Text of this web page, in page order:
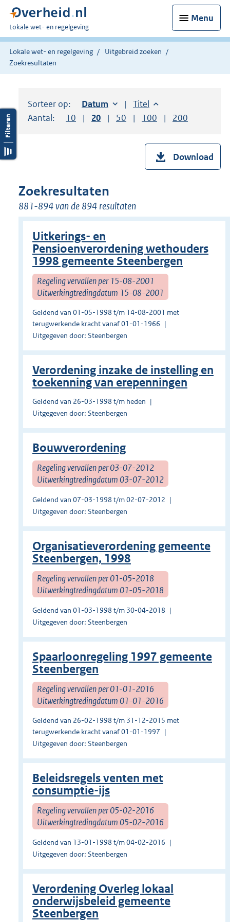
Menu
U
bent
hier:
Lokale wet- en regelgeving
Lokale wet- en regelgeving
Uitgebreid zoeken
Zoekresultaten
Sorteer op: Sorteer op:
Datum oplopendSorteer op:
Titel oplopend
Aantal:
Toon
10 resultaten per pagina
Toon
20 resultaten per pagina
Toon
50 resultaten per pagina
Toon
100 resultaten per
Toon
200
Download
Zoekresultaten
881-894 van de 894 resultaten
Uitkerings- en
Pensioenverordening wethouders
1998 gemeente Steenbergen
Regeling vervallen per 15-08-2001
Uitwerkingtredingdatum 15-08-2001
Geldend van 01-05-1998 t/m 14-08-2001 met
terugwerkende kracht vanaf 01-01-1966
Uitgegeven door: Steenbergen
Verordening inzake de instelling en
toekenning van erepenningen
Geldend van 26-03-1998 t/m heden
Uitgegeven door: Steenbergen
Bouwverordening
Regeling vervallen per 03-07-2012
Uitwerkingtredingdatum 03-07-2012
Geldend van 07-03-1998 t/m 02-07-2012
Uitgegeven door: Steenbergen
Organisatieverordening gemeente
Steenbergen, 1998
Regeling vervallen per 01-05-2018
Uitwerkingtredingdatum 01-05-2018
Geldend van 01-03-1998 t/m 30-04-2018
Uitgegeven door: Steenbergen
Spaarloonregeling 1997 gemeente
Steenbergen
Regeling vervallen per 01-01-2016
Uitwerkingtredingdatum 01-01-2016
Geldend van 26-02-1998 t/m 31-12-2015 met
terugwerkende kracht vanaf 01-01-1997
Uitgegeven door: Steenbergen
Beleidsregels venten met
consumptie-ijs
Regeling vervallen per 05-02-2016
Uitwerkingtredingdatum 05-02-2016
Geldend van 13-01-1998 t/m 04-02-2016
Uitgegeven door: Steenbergen
Verordening Overleg lokaal
onderwijsbeleid gemeente
Steenbergen